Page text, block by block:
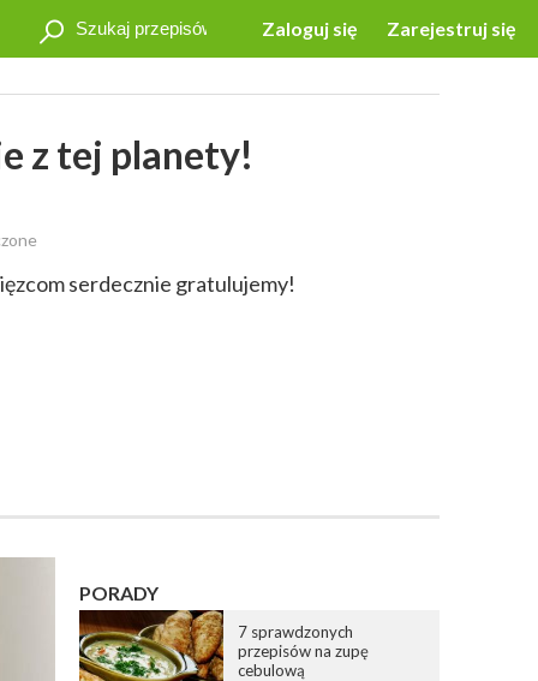
Zaloguj się Zarejestruj się
z tej planety!
serdecznie gratulujemy!
PORADY
7 sprawdzonych
przepisów na zupę
cebulową